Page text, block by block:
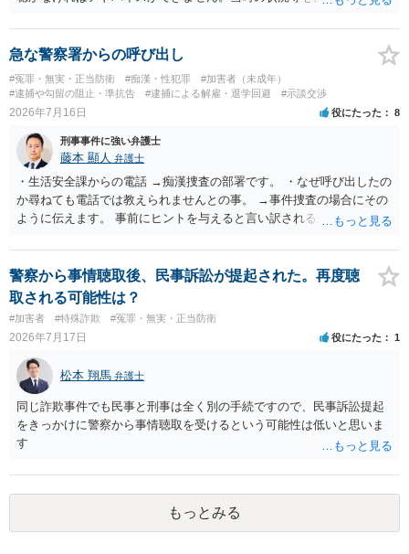
ず、当事者で解決した事例を知りません。依頼しない理由がないかと
思います。
急な警察署からの呼び出し
#冤罪・無実・正当防衛 #痴漢・性犯罪
#加害者（未成年）
#逮捕や勾留の阻止・準抗告
#逮捕による解雇・退学回避 #示談交渉
2026年7月16日 役にたった 8
刑事事件に強い弁護士
藤本 顯人 弁護士
・生活安全課からの電話 →痴漢捜査の部署です。 ・なぜ呼び出したの
か尋ねても電話では教えられませんとの事。 →事件捜査の場合にその
ように伝えます。 事前にヒントを与えると言い訳されるからです。 ・
たり →やはり痴漢として疑われているのでは。 そもそも痴漢をやって
ないのであれば、何も疑われる筋合いは無いわけですし狼狽える必要
はないですね。
警察から事情聴取後、民事訴訟が提起された。再度聴
取される可能性は？
#加害者 #特殊詐欺 #冤罪・無実・正当防衛
2026年7月17日 役にたった 1
松本 翔馬 弁護士
同じ詐欺事件でも民事と刑事は全く別の手続ですので、民事訴訟提起
をきっかけに警察から事情聴取を受けるという可能性は低いと思いま
す
もっとみる